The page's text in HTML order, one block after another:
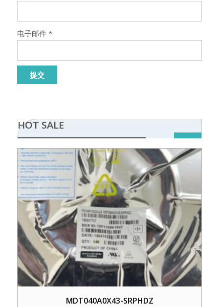
电子邮件 *
HOT SALE
MDT040A0X43-SRPHDZ